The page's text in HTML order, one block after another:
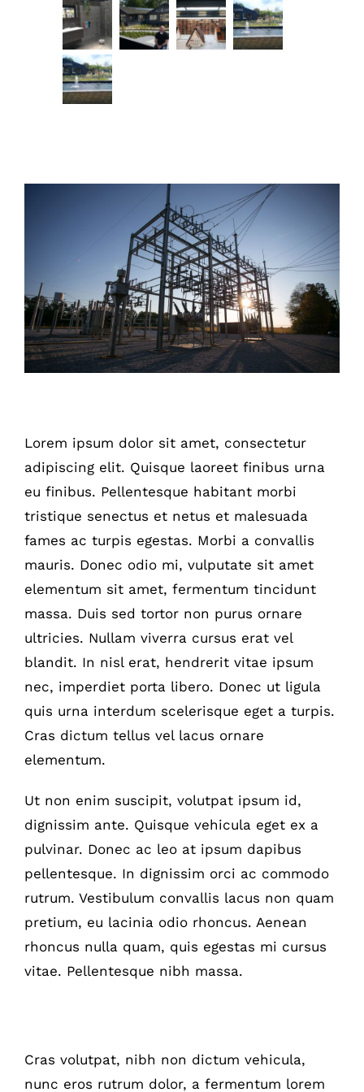
Lorem ipsum dolor sit amet, consectetur
adipiscing elit. Quisque laoreet finibus urna
eu finibus. Pellentesque habitant morbi
tristique senectus et netus et malesuada
fames ac turpis egestas. Morbi a convallis
mauris. Donec odio mi, vulputate sit amet
elementum sit amet, fermentum tincidunt
massa. Duis sed tortor non purus ornare
ultricies. Nullam viverra cursus erat vel
blandit. In nisl erat, hendrerit vitae ipsum
nec, imperdiet porta libero. Donec ut ligula
quis urna interdum scelerisque eget a turpis.
Cras dictum tellus vel lacus ornare
elementum.
Ut non enim suscipit, volutpat ipsum id,
dignissim ante. Quisque vehicula eget ex a
pulvinar. Donec ac leo at ipsum dapibus
pellentesque. In dignissim orci ac commodo
rutrum. Vestibulum convallis lacus non quam
pretium, eu lacinia odio rhoncus. Aenean
rhoncus nulla quam, quis egestas mi cursus
vitae. Pellentesque nibh massa.
Cras volutpat, nibh non dictum vehicula,
nunc eros rutrum dolor, a fermentum lorem